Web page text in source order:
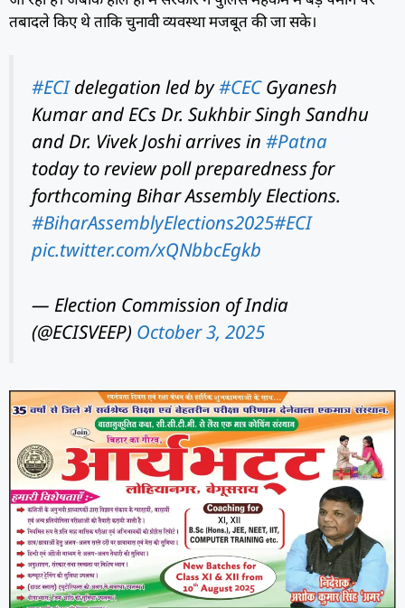
तबादले किए थे ताकि चुनावी व्यवस्था मजबूत की जा सके।
#ECIdelegation led by#CECGyanesh
Kumar and ECs Dr. Sukhbir Singh Sandhu
and Dr. Vivek Joshi arrives in #Patna
today to review poll preparedness for
forthcoming Bihar Assembly Elections.
#BiharAssemblyElections2025#ECI
pic.twitter.com/xQNbbcEgkb
— Election Commission of India
(@ECISVEEP) October 3, 2025